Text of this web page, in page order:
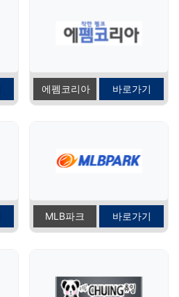
에펨코리아 바로가기
MLB파크 바로가기